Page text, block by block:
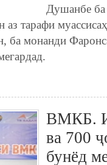
Душанбе
тарафи
ба монанди
ВМКБ.
ва 700
бунёд